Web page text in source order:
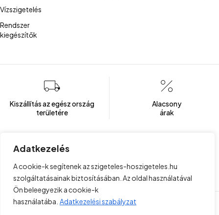
Adatkezelés
A cookie-k segítenek az szigeteles-hoszigeteles.hu
szolgáltatásainak biztosításában. Az oldal használatával
Ön beleegyezik a cookie-k
használatába. Adatkezelési szabályzat
Vízszigetelés
Rendszer
kiegészítők
Kiszállítás az egész ország
területére
Alacsony
árak
Hétfőtől - Péntekig: 8:00 - 16:00